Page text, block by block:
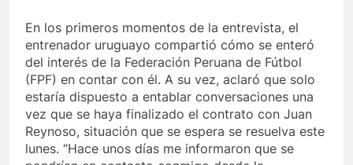
En los primeros momentos de la entrevista, el
entrenador uruguayo compartió cómo se enteró
del interés de la Federación Peruana de Fútbol
(FPF) en contar con él. A su vez, aclaró que solo
estaría dispuesto a entablar conversaciones una
vez que se haya finalizado el contrato con Juan
Reynoso, situación que se espera se resuelva este
lunes. “Hace unos días me informaron que se